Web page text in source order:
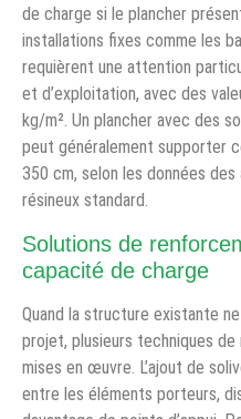
de charge si le plancher
installations fixes comme les
requièrent une attention
et d’exploitation, avec des
kg/m². Un plancher avec des
peut généralement supporter
350 cm, selon les données
résineux standard.
Solutions de
capacité de charge
Quand la structure existante
projet, plusieurs techniques
mises en œuvre. L’ajout de
entre les éléments porteurs,